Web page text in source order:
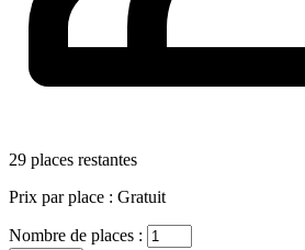
29 places restantes
Prix par place : Gratuit
Nombre de places :